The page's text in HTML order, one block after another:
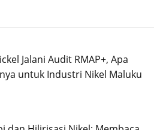
Jalani Audit RMAP+, Apa
untuk Industri Nikel Maluku